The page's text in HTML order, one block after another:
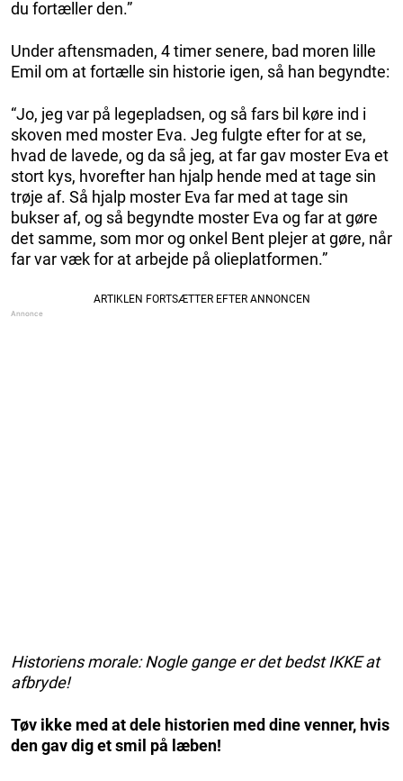
du fortæller den.”
Under aftensmaden, 4 timer senere, bad moren lille
Emil om at fortælle sin historie igen, så han begyndte:
“Jo, jeg var på legepladsen, og så fars bil køre ind i
skoven med moster Eva. Jeg fulgte efter for at se,
hvad de lavede, og da så jeg, at far gav moster Eva et
stort kys, hvorefter han hjalp hende med at tage sin
trøje af. Så hjalp moster Eva far med at tage sin
bukser af, og så begyndte moster Eva og far at gøre
det samme, som mor og onkel Bent plejer at gøre, når
far var væk for at arbejde på olieplatformen.”
Historiens morale: Nogle gange er det bedst IKKE at
afbryde!
Tøv ikke med at dele historien med dine venner, hvis
den gav dig et smil på læben!